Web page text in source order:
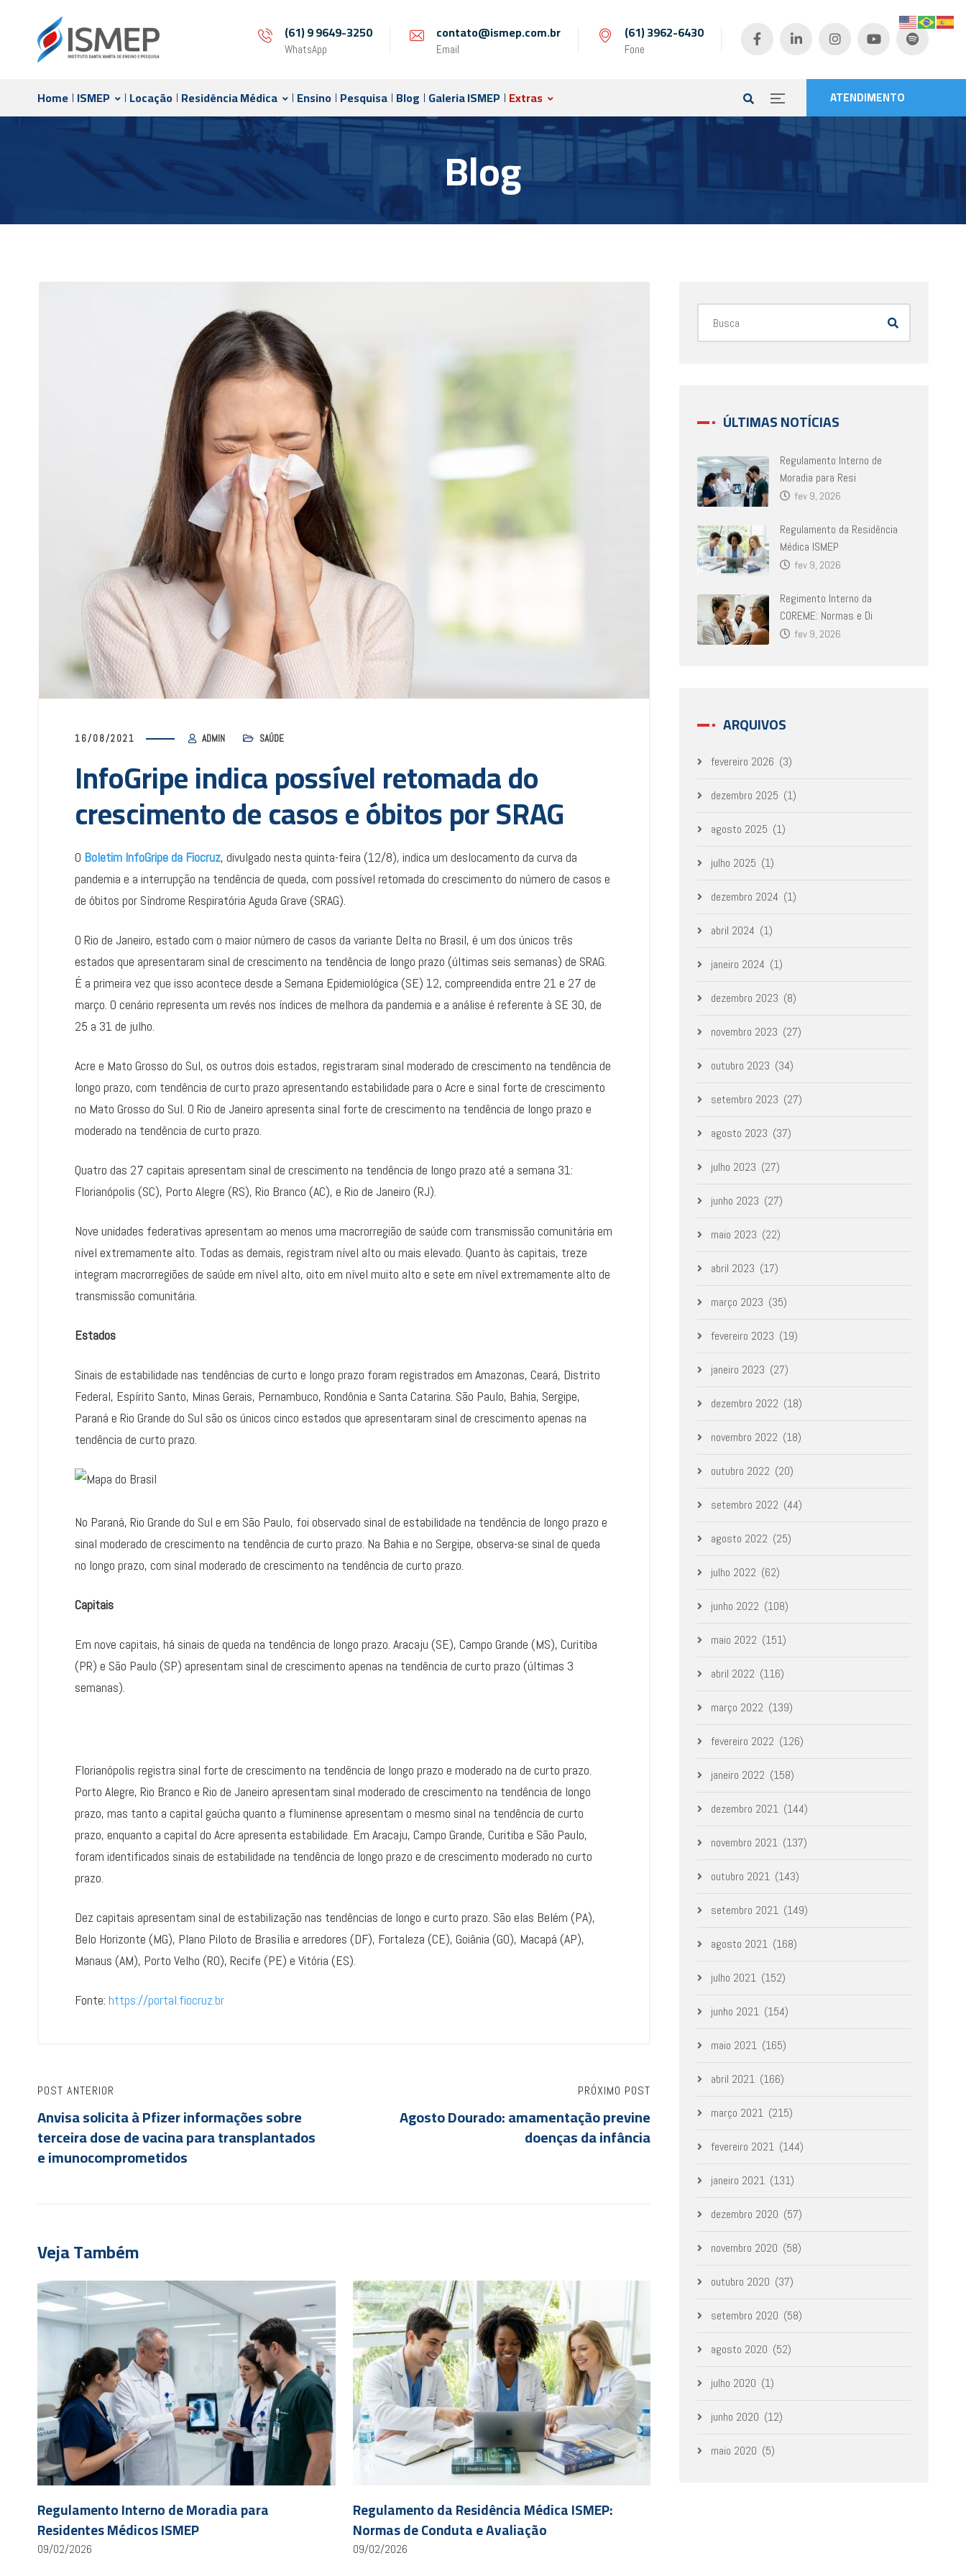
(61) 9 9649-3250
WhatsApp
contato@ismep.com.br
Email
(61) 3962-6430
Fone
ATENDIMENTO
Home ISMEP Locação Residência Médica Ensino Pesquisa Blog Galeria ISMEP Extras
Blog
16/08/2021 ADMIN SAÚDE
InfoGripe indica possível retomada do
crescimento de casos e óbitos por SRAG
O Boletim InfoGripe da Fiocruz, divulgado nesta quinta-feira (12/8), indica um deslocamento da curva da
pandemia e a interrupção na tendência de queda, com possível retomada do crescimento do número de casos e
de óbitos por Síndrome Respiratória Aguda Grave (SRAG).
O Rio de Janeiro, estado com o maior número de casos da variante Delta no Brasil, é um dos únicos três
estados que apresentaram sinal de crescimento na tendência de longo prazo (últimas seis semanas) de SRAG.
É a primeira vez que isso acontece desde a Semana Epidemiológica (SE) 12, compreendida entre 21 e 27 de
março. O cenário representa um revés nos índices de melhora da pandemia e a análise é referente à SE 30, de
25 a 31 de julho.
Acre e Mato Grosso do Sul, os outros dois estados, registraram sinal moderado de crescimento na tendência de
longo prazo, com tendência de curto prazo apresentando estabilidade para o Acre e sinal forte de crescimento
no Mato Grosso do Sul. O Rio de Janeiro apresenta sinal forte de crescimento na tendência de longo prazo e
moderado na tendência de curto prazo.
Quatro das 27 capitais apresentam sinal de crescimento na tendência de longo prazo até a semana 31:
Florianópolis (SC), Porto Alegre (RS), Rio Branco (AC), e Rio de Janeiro (RJ).
Nove unidades federativas apresentam ao menos uma macrorregião de saúde com transmissão comunitária em
nível extremamente alto. Todas as demais, registram nível alto ou mais elevado. Quanto às capitais, treze
integram macrorregiões de saúde em nível alto, oito em nível muito alto e sete em nível extremamente alto de
transmissão comunitária.
Estados
Sinais de estabilidade nas tendências de curto e longo prazo foram registrados em Amazonas, Ceará, Distrito
Federal, Espírito Santo, Minas Gerais, Pernambuco, Rondônia e Santa Catarina. São Paulo, Bahia, Sergipe,
Paraná e Rio Grande do Sul são os únicos cinco estados que apresentaram sinal de crescimento apenas na
tendência de curto prazo.
No Paraná, Rio Grande do Sul e em São Paulo, foi observado sinal de estabilidade na tendência de longo prazo e
sinal moderado de crescimento na tendência de curto prazo. Na Bahia e no Sergipe, observa-se sinal de queda
no longo prazo, com sinal moderado de crescimento na tendência de curto prazo.
Capitais
Em nove capitais, há sinais de queda na tendência de longo prazo. Aracaju (SE), Campo Grande (MS), Curitiba
(PR) e São Paulo (SP) apresentam sinal de crescimento apenas na tendência de curto prazo (últimas 3
semanas).
Florianópolis registra sinal forte de crescimento na tendência de longo prazo e moderado na de curto prazo.
Porto Alegre, Rio Branco e Rio de Janeiro apresentam sinal moderado de crescimento na tendência de longo
prazo, mas tanto a capital gaúcha quanto a fluminense apresentam o mesmo sinal na tendência de curto
prazo, enquanto a capital do Acre apresenta estabilidade. Em Aracaju, Campo Grande, Curitiba e São Paulo,
foram identificados sinais de estabilidade na tendência de longo prazo e de crescimento moderado no curto
prazo.
Dez capitais apresentam sinal de estabilização nas tendências de longo e curto prazo. São elas Belém (PA),
Belo Horizonte (MG), Plano Piloto de Brasília e arredores (DF), Fortaleza (CE), Goiânia (GO), Macapá (AP),
Manaus (AM), Porto Velho (RO), Recife (PE) e Vitória (ES).
Fonte: https://portal.fiocruz.br
POST ANTERIOR
Anvisa solicita à Pfizer informações sobre
terceira dose de vacina para transplantados
e imunocomprometidos
PRÓXIMO POST
Agosto Dourado: amamentação previne
doenças da infância
Veja Também
Regulamento Interno de Moradia para
Residentes Médicos ISMEP
09/02/2026
Regulamento da Residência Médica ISMEP:
Normas de Conduta e Avaliação
09/02/2026
ÚLTIMAS NOTÍCIAS
Regulamento Interno de
Moradia para Resi
fev 9, 2026
Regulamento da Residência
Médica ISMEP
fev 9, 2026
Regimento Interno da
COREME: Normas e Di
fev 9, 2026
ARQUIVOS
fevereiro 2026 (3)
dezembro 2025 (1)
agosto 2025 (1)
julho 2025 (1)
dezembro 2024 (1)
abril 2024 (1)
janeiro 2024 (1)
dezembro 2023 (8)
novembro 2023 (27)
outubro 2023 (34)
setembro 2023 (27)
agosto 2023 (37)
julho 2023 (27)
junho 2023 (27)
maio 2023 (22)
abril 2023 (17)
março 2023 (35)
fevereiro 2023 (19)
janeiro 2023 (27)
dezembro 2022 (18)
novembro 2022 (18)
outubro 2022 (20)
setembro 2022 (44)
agosto 2022 (25)
julho 2022 (62)
junho 2022 (108)
maio 2022 (151)
abril 2022 (116)
março 2022 (139)
fevereiro 2022 (126)
janeiro 2022 (158)
dezembro 2021 (144)
novembro 2021 (137)
outubro 2021 (143)
setembro 2021 (149)
agosto 2021 (168)
julho 2021 (152)
junho 2021 (154)
maio 2021 (165)
abril 2021 (166)
março 2021 (215)
fevereiro 2021 (144)
janeiro 2021 (131)
dezembro 2020 (57)
novembro 2020 (58)
outubro 2020 (37)
setembro 2020 (58)
agosto 2020 (52)
julho 2020 (1)
junho 2020 (12)
maio 2020 (5)